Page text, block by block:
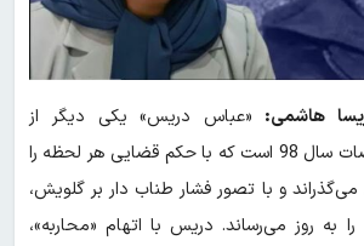
هاشمی: «عباس دریس» یکی دیگر از
بازداشت‌شدگان اعتراضات سال 98 است که با حکم قضایی هر لحظه را
و با تصور فشار طناب دار بر گلویش،
به روز می‌رساند. دریس با اتهام «محاربه»،